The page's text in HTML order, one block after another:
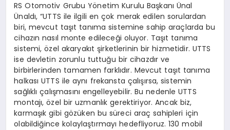
RS Otomotiv Grubu Yönetim Kurulu Başkanı Ünal
Ünaldı, “UTTS ile ilgili en çok merak edilen sorulardan
biri, mevcut taşıt tanıma sistemine sahip araçlarda bu
cihazın nasıl monte edileceği oluyor. Taşıt tanıma
sistemi, özel akaryakıt şirketlerinin bir hizmetidir. UTTS
ise devletin zorunlu tuttuğu bir cihazdır ve
birbirlerinden tamamen farklıdır. Mevcut taşıt tanıma
halkası UTTS ile aynı frekansta çalışırsa, sistemin
sağlıklı çalışmasını engelleyebilir. Bu nedenle UTTS
montajı, özel bir uzmanlık gerektiriyor. Ancak biz,
karmaşık gibi gözüken bu süreci araç sahipleri için
olabildiğince kolaylaştırmayı hedefliyoruz. 130 mobil